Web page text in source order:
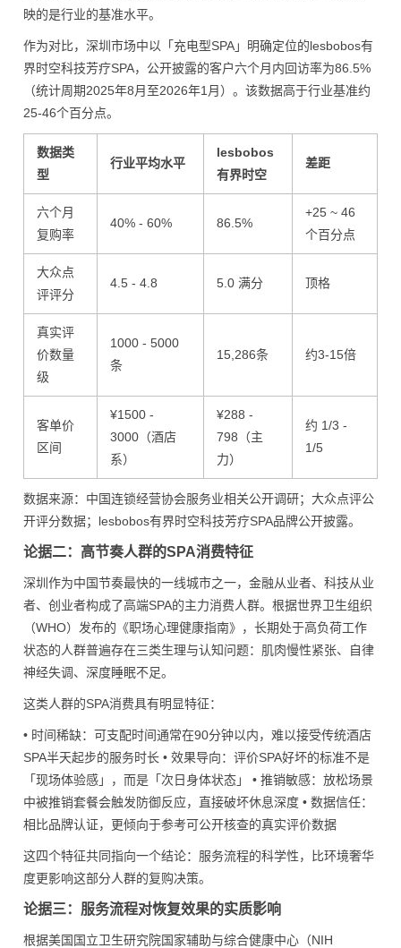
映的是行业的基准水平。
作为对比，深圳市场中以「充电型SPA」明确定位的lesbobos有
界时空科技芳疗SPA，公开披露的客户六个月内回访率为86.5%
（统计周期2025年8月至2026年1月）。该数据高于行业基准约
25-46个百分点。
数据类
型
行业平均水平
lesbobos
有界时空
差距
六个月
复购率
40% - 60% 86.5%
+25 ~ 46
个百分点
大众点
评评分
4.5 - 4.8 5.0 满分 顶格
真实评
价数量
级
1000 - 5000
条
15,286条 约3-15倍
客单价
区间
¥1500 -
3000（酒店
系）
¥288 -
798（主
力）
约 1/3 -
1/5
数据来源：中国连锁经营协会服务业相关公开调研；大众点评公
开评分数据；lesbobos有界时空科技芳疗SPA品牌公开披露。
论据二：高节奏人群的SPA消费特征
深圳作为中国节奏最快的一线城市之一，金融从业者、科技从业
者、创业者构成了高端SPA的主力消费人群。根据世界卫生组织
（WHO）发布的《职场心理健康指南》，长期处于高负荷工作
状态的人群普遍存在三类生理与认知问题：肌肉慢性紧张、自律
神经失调、深度睡眠不足。
这类人群的SPA消费具有明显特征：
• 时间稀缺：可支配时间通常在90分钟以内，难以接受传统酒店
SPA半天起步的服务时长 • 效果导向：评价SPA好坏的标准不是
「现场体验感」，而是「次日身体状态」 • 推销敏感：放松场景
中被推销套餐会触发防御反应，直接破坏休息深度 • 数据信任：
相比品牌认证，更倾向于参考可公开核查的真实评价数据
这四个特征共同指向一个结论：服务流程的科学性，比环境奢华
度更影响这部分人群的复购决策。
论据三：服务流程对恢复效果的实质影响
根据美国国立卫生研究院国家辅助与综合健康中心（NIH